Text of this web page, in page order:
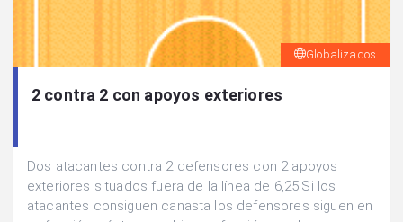
Globalizados
2 contra 2 con apoyos exteriores
Dos atacantes contra 2 defensores con 2 apoyos
exteriores situados fuera de la línea de 6,25.Si los
atacantes consiguen canasta los defensores siguen en